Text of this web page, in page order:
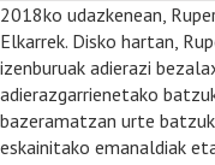
2018ko udazkenean,
Elkarrek. Disko hartan,
izenburuak adierazi
adierazgarrienetako
bazeramatzan urte
eskainitako emanaldiak